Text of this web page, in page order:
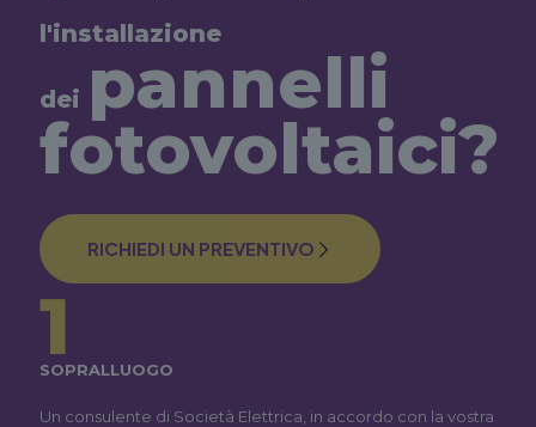
l'installazione
dei pannelli
fotovoltaici?
RICHIEDI UN PREVENTIVO
1
SOPRALLUOGO
Un consulente di Società Elettrica, in accordo con la vostra